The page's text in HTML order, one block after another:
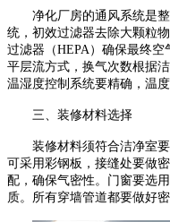
净化厂房的通风系统是
统，初效过滤器去除大颗粒
过滤器（HEPA ）确保最终空
平层流方式，换气次数根据
温湿度控制系统要精确，温
三、装修材料选择
装修材料须符合洁净室
可采用彩钢板，接缝处要做
配，确保气密性。门窗要选
质。所有穿墙管道都要做好